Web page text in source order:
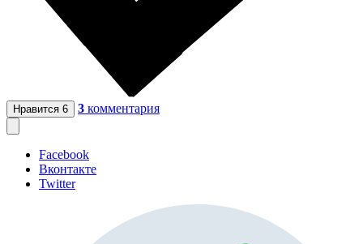
Нравится 6 3 комментария
Facebook
Вконтакте
Twitter